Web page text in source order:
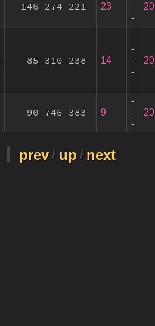
146 274 221 23
-
-
85 310 238 14
-
-
-
90 746 383 9
-
-
-
prev / up / next